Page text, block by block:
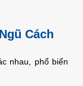
Cách
nhau, phổ biến